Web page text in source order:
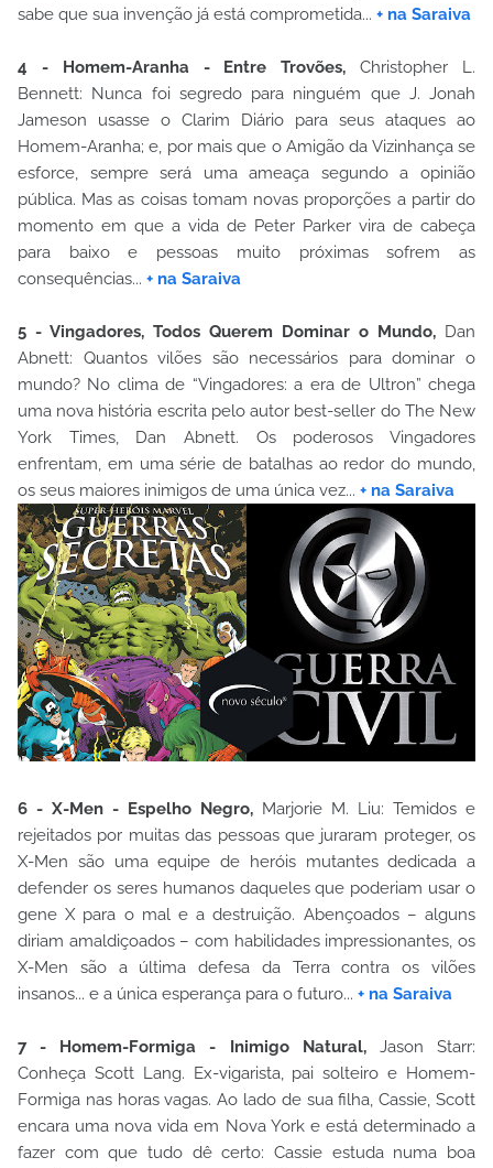
sabe que sua invenção já está comprometida... + na Saraiva
4 - Homem-Aranha - Entre Trovões, Christopher L.
Bennett: Nunca foi segredo para ninguém que J. Jonah
Jameson usasse o Clarim Diário para seus ataques ao
Homem-Aranha; e, por mais que o Amigão da Vizinhança se
esforce, sempre será uma ameaça segundo a opinião
pública. Mas as coisas tomam novas proporções a partir do
momento em que a vida de Peter Parker vira de cabeça
para baixo e pessoas muito próximas sofrem as
consequências... + na Saraiva
5 - Vingadores, Todos Querem Dominar o Mundo, Dan
Abnett: Quantos vilões são necessários para dominar o
mundo? No clima de “Vingadores: a era de Ultron” chega
uma nova história escrita pelo autor best-seller do The New
York Times, Dan Abnett. Os poderosos Vingadores
enfrentam, em uma série de batalhas ao redor do mundo,
os seus maiores inimigos de uma única vez... + na Saraiva
6 - X-Men - Espelho Negro, Marjorie M. Liu: Temidos e
rejeitados por muitas das pessoas que juraram proteger, os
X-Men são uma equipe de heróis mutantes dedicada a
defender os seres humanos daqueles que poderiam usar o
gene X para o mal e a destruição. Abençoados – alguns
diriam amaldiçoados – com habilidades impressionantes, os
X-Men são a última defesa da Terra contra os vilões
insanos... e a única esperança para o futuro... + na Saraiva
7 - Homem-Formiga - Inimigo Natural,Jason Starr:
Conheça Scott Lang. Ex-vigarista, pai solteiro e Homem-
Formiga nas horas vagas. Ao lado de sua filha, Cassie, Scott
encara uma nova vida em Nova York e está determinado a
fazer com que tudo dê certo: Cassie estuda numa boa